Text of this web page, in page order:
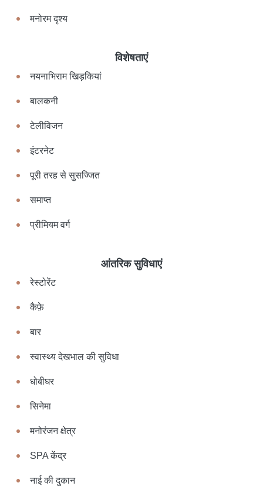
मनोरम दृश्य
विशेषताएं
नयनाभिराम खिड़कियां
बालकनी
टेलीविजन
इंटरनेट
पूरी तरह से सुसज्जित
समाप्त
प्रीमियम वर्ग
आंतरिक सुविधाएं
रेस्टोरेंट
कैफ़े
बार
स्वास्थ्य देखभाल की सुविधा
धोबीघर
सिनेमा
मनोरंजन क्षेत्र
SPA केंद्र
नाई की दुकान